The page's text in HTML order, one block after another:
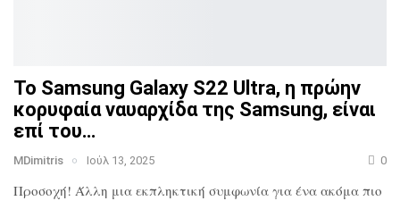
Το Samsung Galaxy S22 Ultra, η πρώην
κορυφαία ναυαρχίδατης Samsung, είναι
επί του…
MDimitris Ιούλ 13, 2025 0
Προσοχή! Άλλη μια εκπληκτική συμφωνία για ένα ακόμα πιο